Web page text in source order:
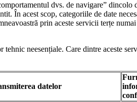
dvs. de navigare”
În acest scop, categoriile de date
prin aceste servicii terțe
neesențiale. Care dintre aceste
datelor